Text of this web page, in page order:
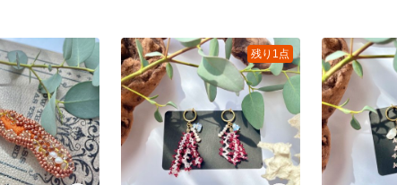
残り1点